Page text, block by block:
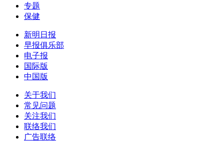
专题
保健
新明日报
早报俱乐部
电子报
国际版
中国版
关于我们
常见问题
关注我们
联络我们
广告联络